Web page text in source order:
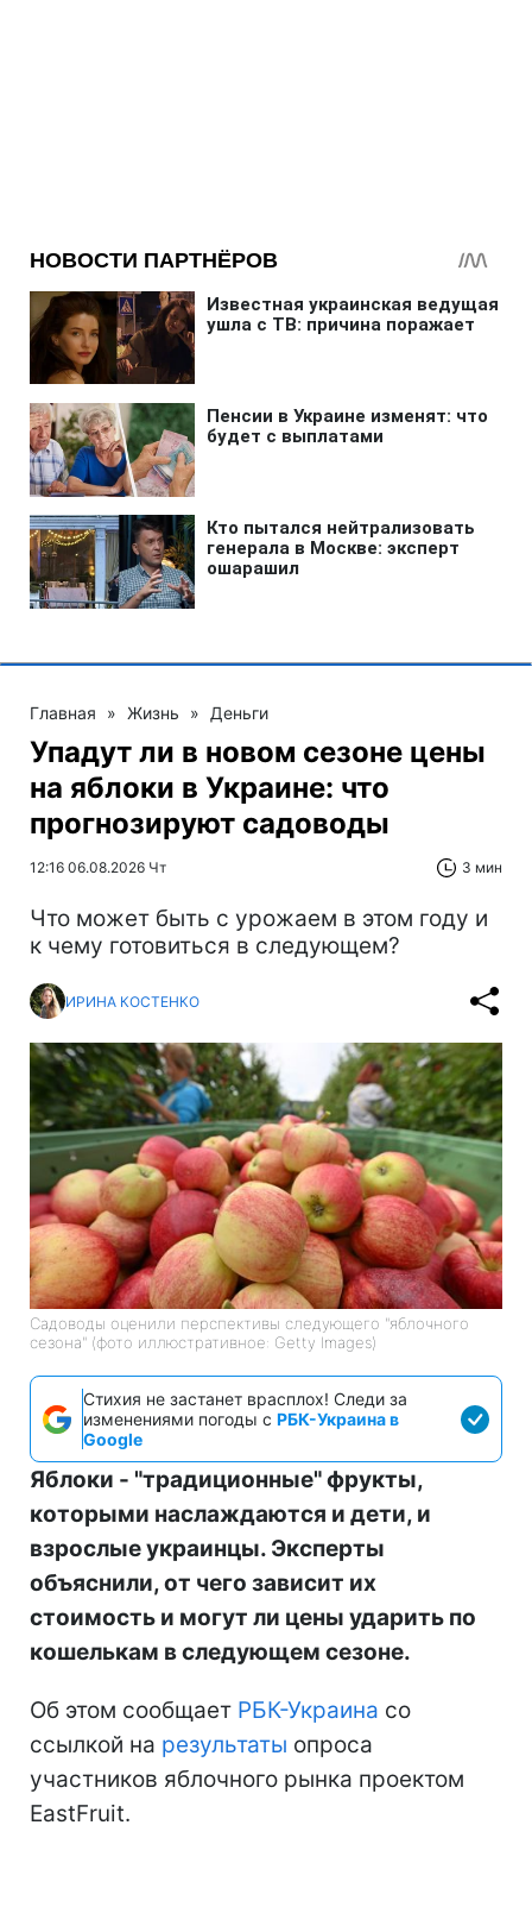
Главная » Жизнь » Деньги
Упадут ли в новом сезоне цены
на яблоки в Украине: что
прогнозируют садоводы
12:16 06.08.2026 Чт 3 мин
Что может быть с урожаем в этом году и
к чему готовиться в следующем?
ИРИНА КОСТЕНКО
Садоводы оценили перспективы следующего "яблочного
сезона" (фото иллюстративное: Getty Images)
Стихия не застанет врасплох! Следи за
изменениями погоды с РБК-Украина в
Google
Яблоки - "традиционные" фрукты,
которыми наслаждаются и дети, и
взрослые украинцы. Эксперты
объяснили, от чего зависит их
стоимость и могут ли цены ударить по
кошелькам в следующем сезоне.
Об этом сообщает РБК-Украина со
ссылкой на результаты опроса
участников яблочного рынка проектом
EastFruit.